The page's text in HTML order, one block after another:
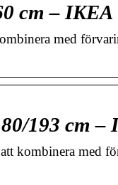
cm – IKEA
med
193 cm –
kombinera med